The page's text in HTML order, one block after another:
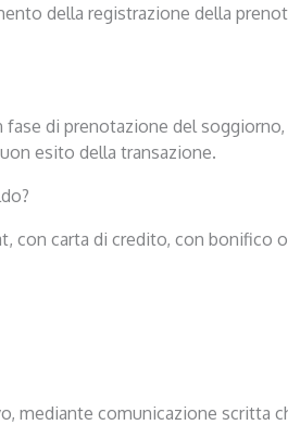
della registrazione della
di prenotazione del
esito della transazione.
con carta di credito, con bonifico
mediante comunicazione scritta